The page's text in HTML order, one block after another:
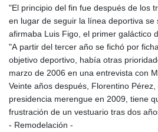
"El principio del fin fue después de los
en lugar de seguir la línea deportiva se
afirmaba Luis Figo, el primer galáctico
"A partir del tercer año se fichó por
objetivo deportivo, había otras
marzo de 2006 en una entrevista con
Veinte años después, Florentino Pérez,
presidencia merengue en 2009, tiene
frustración de un vestuario tras dos
- Remodelación -